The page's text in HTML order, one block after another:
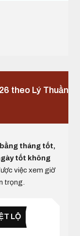
theo Lý Thuần
tháng tốt,
tốt không
việc xem giờ
trọng.
LỘ